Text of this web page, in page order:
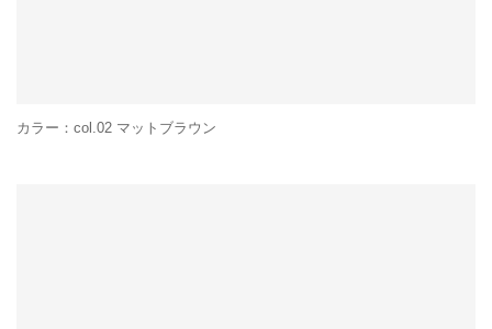
カラー：col.02 マットブラウン